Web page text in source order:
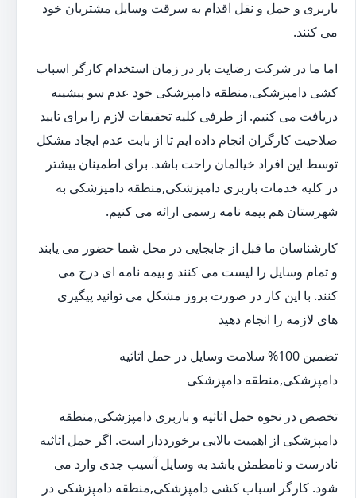
باربری و حمل و نقل اقدام به سرقت وسایل مشتریان خود
می کنند.
اما ما در شرکت رضایت بار در زمان استخدام کارگر اسباب
کشی دامپزشکی,منطقه دامپزشکی خود عدم سو پیشینه
دریافت می کنیم. از طرفی کلیه تحقیقات لازم را برای تایید
صلاحیت کارگران انجام داده ایم تا از بابت عدم ایجاد مشکل
توسط این افراد خیالمان راحت باشد. برای اطمینان بیشتر
در کلیه خدمات باربری دامپزشکی,منطقه دامپزشکی به
شهرستان هم بیمه نامه رسمی ارائه می کنیم.
کارشناسان ما قبل از جابجایی در محل شما حضور می یابند
و تمام وسایل را لیست می کنند و بیمه نامه ای درج می
کنند. با این کار در صورت بروز مشکل می توانید پیگیری
های لازمه را انجام دهید
تضمین 100% سلامت وسایل در حمل اثاثیه
دامپزشکی,منطقه دامپزشکی
تخصص در نحوه حمل اثاثیه و باربری دامپزشکی,منطقه
دامپزشکی از اهمیت بالایی برخورددار است. اگر حمل اثاثیه
نادرست و نامطمئن باشد به وسایل آسیب جدی وارد می
شود. کارگر اسباب کشی دامپزشکی,منطقه دامپزشکی در